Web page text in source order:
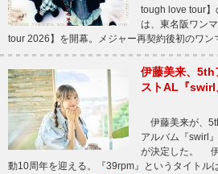
tough love tour
は、東名阪ワン
tour 2026】を開幕。メジャー再契約後初のワ
伊藤美来、5th
ストAL『swirl
伊藤美来が、
アルバム『swirl
が決定した。 伊
動10周年を迎える。『39rpm』というタイトル